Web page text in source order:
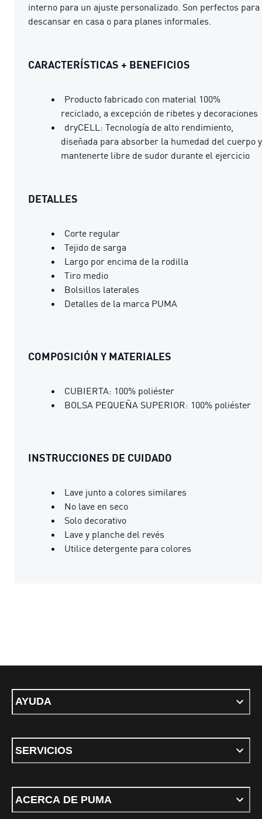
interno para un ajuste personalizado. Son perfectos para
descansar en casa o para planes informales.
CARACTERÍSTICAS + BENEFICIOS
Producto fabricado con material 100%
reciclado, a excepción de ribetes y decoraciones
dryCELL: Tecnología de alto rendimiento,
diseñada para absorber la humedad del cuerpo y
mantenerte libre de sudor durante el ejercicio
DETALLES
Corte regular
Tejido de sarga
Largo por encima de la rodilla
Tiro medio
Bolsillos laterales
Detalles de la marca PUMA
COMPOSICIÓN Y MATERIALES
CUBIERTA: 100% poliéster
BOLSA PEQUEÑA SUPERIOR: 100% poliéster
INSTRUCCIONES DE CUIDADO
Lave junto a colores similares
No lave en seco
Solo decorativo
Lave y planche del revés
Utilice detergente para colores
AYUDA
SERVICIOS
ACERCA DE PUMA